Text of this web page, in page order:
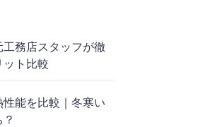
務店スタッフが徹
ット比較
能を比較｜冬寒い